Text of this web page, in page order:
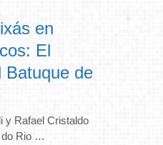
en
El
Batuque de
y Rafael Cristaldo
do Rio …